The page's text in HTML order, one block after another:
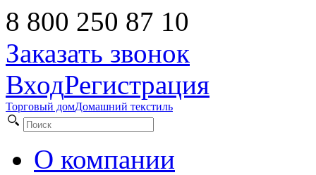
8 800 250 87 10
Заказать звонок
ВходРегистрация
Торговый домДомашний текстиль
О компании